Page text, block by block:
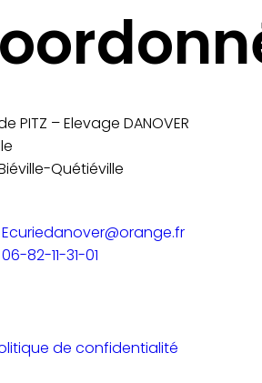
PITZ – Elevage DANOVER
Biéville-Quétiéville
Ecuriedanover@orange.fr
06-82-11-31-01
de confidentialité